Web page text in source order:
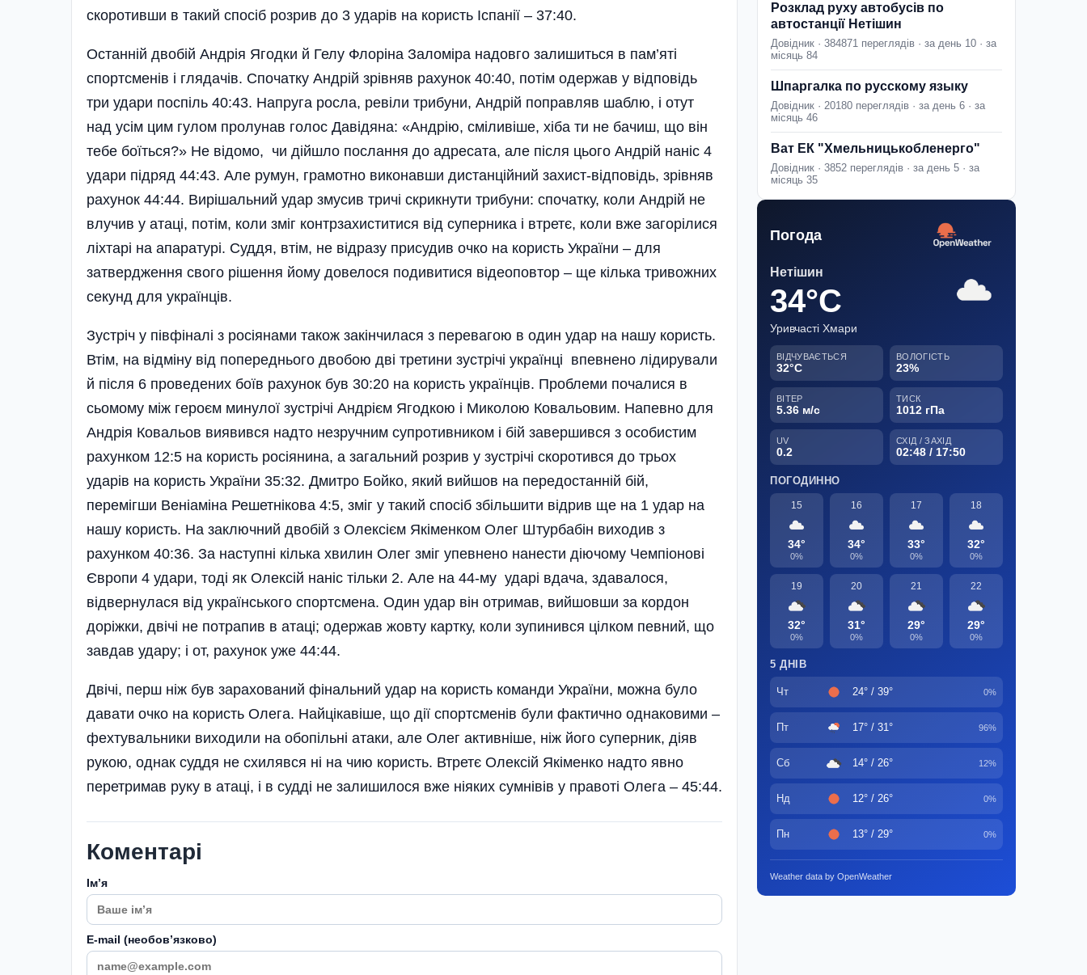
скоротивши в такий спосіб розрив до 3 ударів на користь Іспанії – 37:40.
Останній двобій Андрія Ягодки й Гелу Флоріна Заломіра надовго залишиться в пам’яті
спортсменів і глядачів. Спочатку Андрій зрівняв рахунок 40:40, потім одержав у відповідь
три удари поспіль 40:43. Напруга росла, ревіли трибуни, Андрій поправляв шаблю, і отут
над усім цим гулом пролунав голос Даві­дяна: «Андрію, сміливіше, хіба ти не бачиш, що він
тебе боїться?» Не відомо, чи дійшло послання до адресата, але після цього Андрій наніс 4
удари підряд 44:43. Але румун, грамотно виконавши дистанційний захист-відповідь, зрівняв
рахунок 44:44. Вирішальний удар змусив тричі скрикнути трибуни: спочатку, коли Андрій не
влучив у атаці, потім, коли зміг контрзахиститися від суперника і втретє, коли вже загорілися
ліхтарі на апаратурі. Суддя, втім, не відразу присудив очко на користь України – для
затвердження свого рішення йому довелося подивитися відеоповтор – ще кілька тривожних
секунд для українців.
Зустріч у півфіналі з росіянами також закінчилася з перевагою в один удар на нашу користь.
Втім, на відміну від попереднього двобою дві третини зустрічі українці впевнено лідирували
й після 6 проведених боїв рахунок був 30:20 на користь українців. Проблеми почалися в
сьомому між героєм минулої зустрічі Андрієм Ягодкою і Миколою Ковальовим. Напевно для
Андрія Ковальов виявився надто незручним супротивником і бій завершився з особистим
рахунком 12:5 на користь росіянина, а загальний розрив у зустрічі скоротився до трьох
ударів на користь України 35:32. Дмитро Бой­ко, який вийшов на передостанній бій,
перемігши Веніаміна Решетнікова 4:5, зміг у такий спосіб збільшити відрив ще на 1 удар на
нашу користь. На заключний двобій з Олексієм Якіменком Олег Штурбабін виходив з
рахунком 40:36. За наступні кілька хвилин Олег зміг упевнено нанести діючому Чемпіонові
Європи 4 удари, тоді як Олексій наніс тільки 2. Але на 44-му ударі вдача, здавалося,
відвернулася від українського спортсмена. Один удар він отримав, вийшовши за кордон
доріжки, двічі не потрапив в атаці; одержав жовту картку, коли зупинився цілком певний, що
завдав удару; і от, рахунок уже 44:44.
Двічі, перш ніж був зарахований фінальний удар на користь команди України, можна було
давати очко на користь Олега. Найцікавіше, що дії спортсменів були фактично однаковими –
фехтувальники виходили на обопільні атаки, але Олег активніше, ніж його суперник, діяв
рукою, однак суддя не схилявся ні на чию користь. Втретє Олексій Якіменко надто явно
перетримав руку в атаці, і в судді не залишилося вже ніяких сумнівів у правоті Олега – 45:44.
Коментарі
Імʼя
E-mail (необовʼязково)
Розклад руху автобусів по
автостанції Нетішин
Довідник · 384871 переглядів · за день 10 · за
місяць 84
Шпаргалка по русскому языку
Довідник · 20180 переглядів · за день 6 · за
місяць 46
Ват ЕК "Хмельницькобленерго"
Довідник · 3852 переглядів · за день 5 · за
місяць 35
Погода
Нетішин
34°C
Уривчасті Хмари
ВІДЧУВАЄТЬСЯ
32°C
ВОЛОГІСТЬ
23%
ВІТЕР
5.36 м/с
ТИСК
1012 гПа
UV
0.2
СХІД / ЗАХІД
02:48 / 17:50
ПОГОДИННО
15
34°
0%
16
34°
0%
17
33°
0%
18
32°
0%
19
32°
0%
20
31°
0%
21
29°
0%
22
29°
0%
5 ДНІВ
Чт 24° / 39° 0%
Пт 17° / 31° 96%
Сб 14° / 26° 12%
Нд 12° / 26° 0%
Пн 13° / 29° 0%
Weather data by OpenWeather